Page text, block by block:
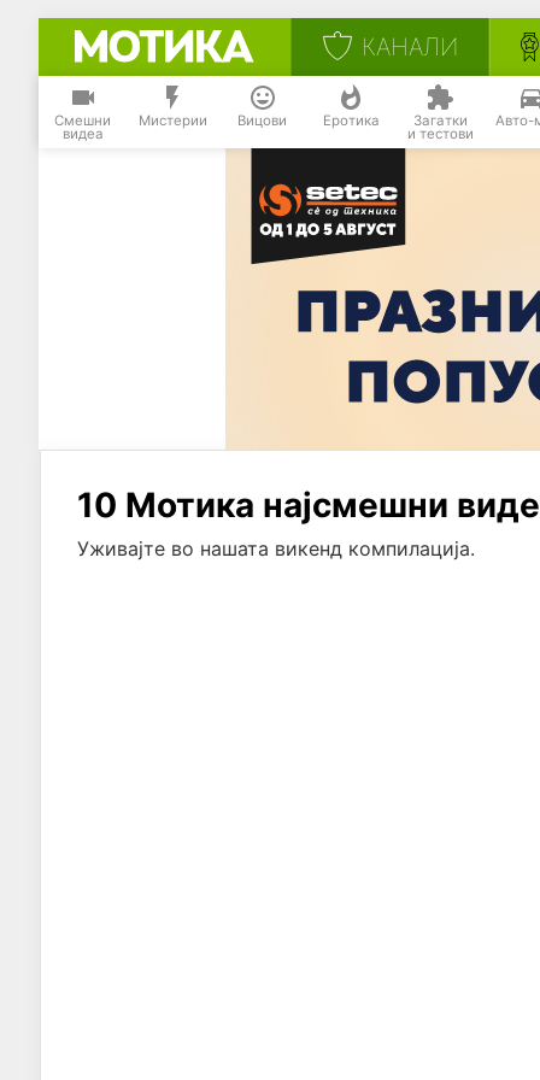
КАНАЛИ
Смешни
видеа
Мистерии Вицови Еротика Загатки
и тестови
Авто-
10 Мотика најсмешни
Уживајте во нашата викенд компилација.